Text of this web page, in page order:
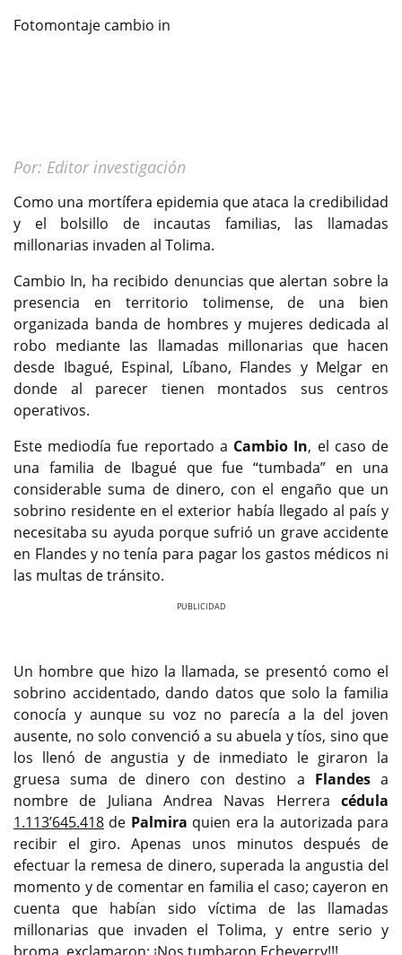
Fotomontaje cambio in
Por: Editor investigación
Como una mortífera epidemia que ataca la credibilidad
y el bolsillo de incautas familias, las llamadas
millonarias invaden al Tolima.
Cambio In, ha recibido denuncias que alertan sobre la
presencia en territorio tolimense, de una bien
organizada banda de hombres y mujeres dedicada al
robo mediante las llamadas millonarias que hacen
desde Ibagué, Espinal, Líbano, Flandes y Melgar en
donde al parecer tienen montados sus centros
operativos.
Este mediodía fue reportado a Cambio In, el caso de
una familia de Ibagué que fue “tumbada” en una
considerable suma de dinero, con el engaño que un
sobrino residente en el exterior había llegado al país y
necesitaba su ayuda porque sufrió un grave accidente
en Flandes y no tenía para pagar los gastos médicos ni
las multas de tránsito.
Un hombre que hizo la llamada, se presentó como el
sobrino accidentado, dando datos que solo la familia
conocía y aunque su voz no parecía a la del joven
ausente, no solo convenció a su abuela y tíos, sino que
los llenó de angustia y de inmediato le giraron la
gruesa suma de dinero con destino a Flandesa
nombre de Juliana Andrea Navas Herrera cédula
1.113’645.418 de Palmira quien era la autorizada para
recibir el giro. Apenas unos minutos después de
efectuar la remesa de dinero, superada la angustia del
momento y de comentar en familia el caso; cayeron en
cuenta que habían sido víctima de las llamadas
millonarias que invaden el Tolima, y entre serio y